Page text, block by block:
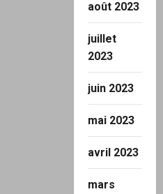
août 2023
juillet
2023
juin 2023
mai 2023
avril 2023
mars